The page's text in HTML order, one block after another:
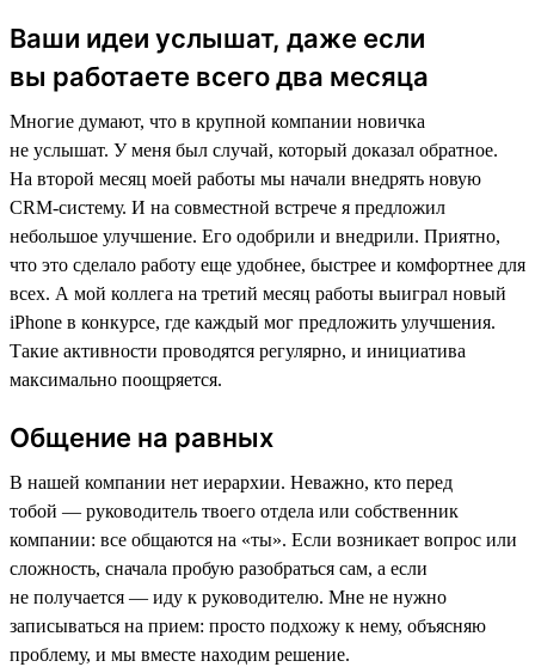
Ваши идеи услышат, даже если
вы работаете всего два месяца
Многие думают, что в крупной компании новичка
не услышат. У меня был случай, который доказал обратное.
На второй месяц моей работы мы начали внедрять новую
CRM-систему. И на совместной встрече я предложил
небольшое улучшение. Его одобрили и внедрили. Приятно,
что это сделало работу еще удобнее, быстрее и комфортнее для
всех. А мой коллега на третий месяц работы выиграл новый
iPhone в конкурсе, где каждый мог предложить улучшения.
Такие активности проводятся регулярно, и инициатива
максимально поощряется.
Общение на равных
В нашей компании нет иерархии. Неважно, кто перед
тобой — руководитель твоего отдела или собственник
компании: все общаются на «ты». Если возникает вопрос или
сложность, сначала пробую разобраться сам, а если
не получается — иду к руководителю. Мне не нужно
записываться на прием: просто подхожу к нему, объясняю
проблему, и мы вместе находим решение.